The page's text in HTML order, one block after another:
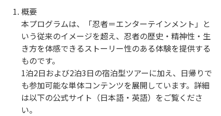
概要
本プログラムは、「忍者＝エンターテインメント」と
いう従来のイメージを超え、忍者の歴史・精神性・生
き方を体感できるストーリー性のある体験を提供する
ものです。
1泊2日および2泊3日の宿泊型ツアーに加え、日帰りで
も参加可能な単体コンテンツを展開しています。詳細
は以下の公式サイト（日本語・英語）をご覧くださ
い。